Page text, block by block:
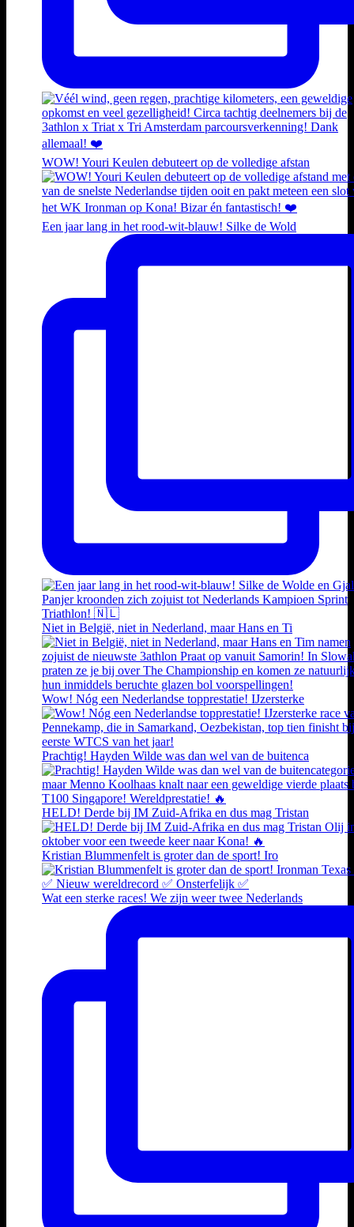
WOW! Youri Keulen debuteert op de volledige afstan
Een jaar lang in het rood-wit-blauw! Silke de Wold
Niet in België, niet in Nederland, maar Hans en Ti
Wow! Nóg een Nederlandse topprestatie! IJzersterke
Prachtig! Hayden Wilde was dan wel van de buitenca
HELD! Derde bij IM Zuid-Afrika en dus mag Tristan
Kristian Blummenfelt is groter dan de sport! Iro
Wat een sterke races! We zijn weer twee Nederlands